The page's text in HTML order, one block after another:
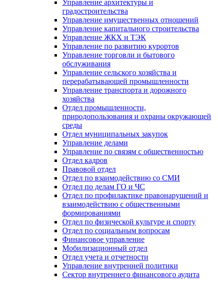
Управление архитектуры и
градостроительства
Управление имущественных отношений
Управление капитального строительства
Управление ЖКХ и ТЭК
Управление по развитию курортов
Управление торговли и бытового
обслуживания
Управление сельского хозяйства и
перерабатывающей промышленности
Управление транспорта и дорожного
хозяйства
Отдел промышленности,
природопользования и охраны окружающей
среды
Отдел муниципальных закупок
Управление делами
Управление по связям с общественностью
Отдел кадров
Правовой отдел
Отдел по взаимодействию со СМИ
Отдел по делам ГО и ЧС
Отдел по профилактике правонарушений и
взаимодействию с общественными
формированиями
Отдел по физической культуре и спорту
Отдел по социальным вопросам
Финансовое управление
Мобилизационный отдел
Отдел учета и отчетности
Управление внутренней политики
Сектор внутреннего финансового аудита